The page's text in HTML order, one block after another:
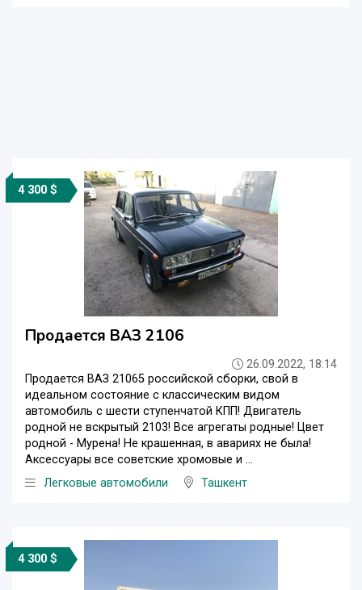
4 300 $
Продается ВАЗ 2106
26.09.2022, 18:14
Продается ВАЗ 21065 российской сборки, свой в
идеальном состояние с классическим видом
автомобиль с шести ступенчатой КПП! Двигатель
родной не вскрытый 2103! Все агрегаты родные! Цвет
родной - Мурена! Не крашенная, в авариях не была!
Аксессуары все советские хромовые и ...
Легковые автомобили
Ташкент
4 300 $